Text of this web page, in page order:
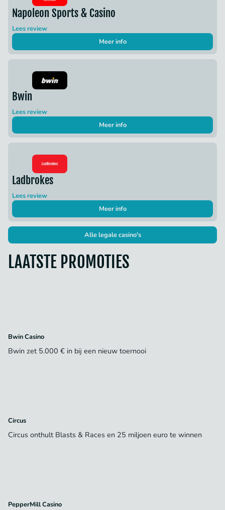
Napoleon Sports & Casino
Lees review
Meer info
Bwin
Lees review
Meer info
Ladbrokes
Lees review
Meer info
Alle legale casino's
LAATSTE PROMOTIES
Bwin Casino
Bwin zet 5.000 € in bij een nieuw toernooi
Circus
Circus onthult Blasts & Races en 25 miljoen euro te winnen
PepperMill Casino